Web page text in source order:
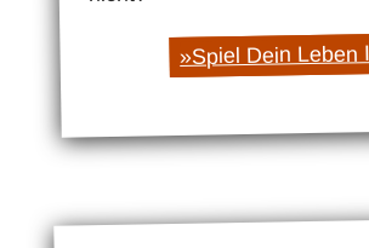
»Spiel Dein Leben